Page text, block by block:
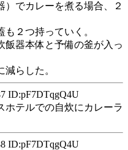
）でカレーを煮る場合、２
２つ持っていく。
飯器本体と予備の釜が入っ
らした。
ID:pF7DTqgQ4U
ホテルでの自炊にカレーラ
ID:pF7DTqgQ4U